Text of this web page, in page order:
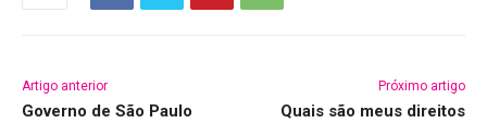
Artigo anterior
Governo de São Paulo
Próximo artigo
Quais são meus direitos